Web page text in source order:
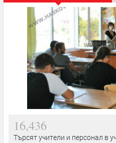
16,436
Търсят учители и персонал в